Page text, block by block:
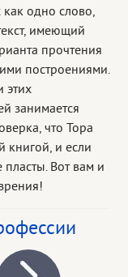
одно слово,
имеющий
прочтения
построениями.
этих
занимается
что Тора
книгой, и если
Вот вам и